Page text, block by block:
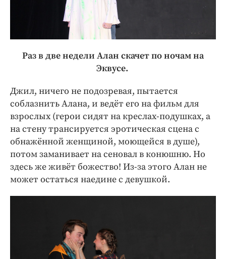
Раз в две недели Алан скачет по ночам на
Эквусе.
Джил, ничего не подозревая, пытается
соблазнить Алана, и ведёт его на фильм для
взрослых (герои сидят на креслах-подушках, а
на стену трансируется эротическая сцена с
обнажённой женщиной, моющейся в душе),
потом заманивает на сеновал в конюшню. Но
здесь же живёт божество! Из-за этого Алан не
может остаться наедине с девушкой.